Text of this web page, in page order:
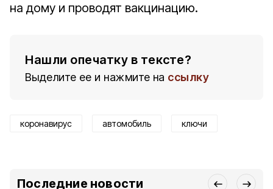
на дому и проводят вакцинацию.
Нашли опечатку в тексте?
Выделите ее и нажмите на ссылку
коронавирус автомобиль ключи
Последние новости